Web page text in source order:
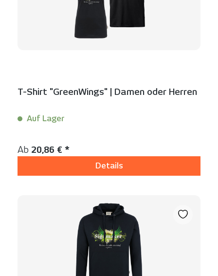
T-Shirt "GreenWings" | Damen oder Herren
Auf Lager
Regulärer Preis:
Ab 20,86 € *
Details